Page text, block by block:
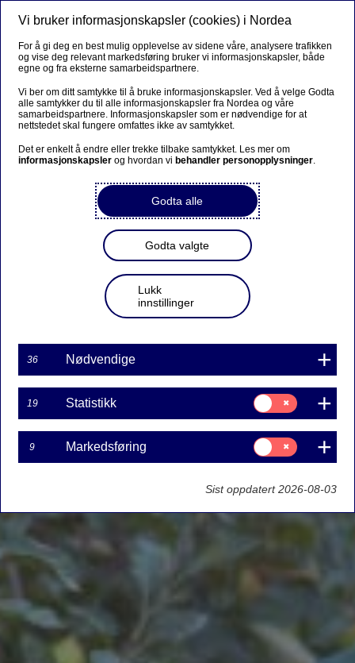
Vi bruker informasjonskapsler (cookies) i Nordea
For å gi deg en best mulig opplevelse av sidene våre, analysere trafikken
og vise deg relevant markedsføring bruker vi informasjonskapsler, både
egne og fra eksterne samarbeidspartnere.
Vi ber om ditt samtykke til å bruke informasjonskapsler. Ved å velge Godta
alle samtykker du til alle informasjonskapsler fra Nordea og våre
samarbeidspartnere. Informasjonskapsler som er nødvendige for at
nettstedet skal fungere omfattes ikke av samtykket.
Det er enkelt å endre eller trekke tilbake samtykket. Les mer om
informasjonskapsler og hvordan vi behandler personopplysninger.
Godta alle
Godta valgte
Lukk
innstillinger
36 Nødvendige
19 Statistikk
Samtykke
til:
Statistikk
9 Markedsføring
Samtykke
til:
Markedsføring
Sist oppdatert 2026-08-03